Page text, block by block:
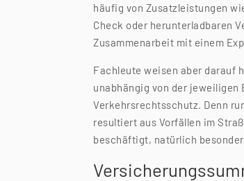
häufig von Zusatzleistungen
Check oder herunterladbaren
Zusammenarbeit mit einem
Fachleute weisen aber darauf
unabhängig von der jeweiligen
Verkehrsrechtsschutz. Denn
resultiert aus Vorfällen im
beschäftigt, natürlich